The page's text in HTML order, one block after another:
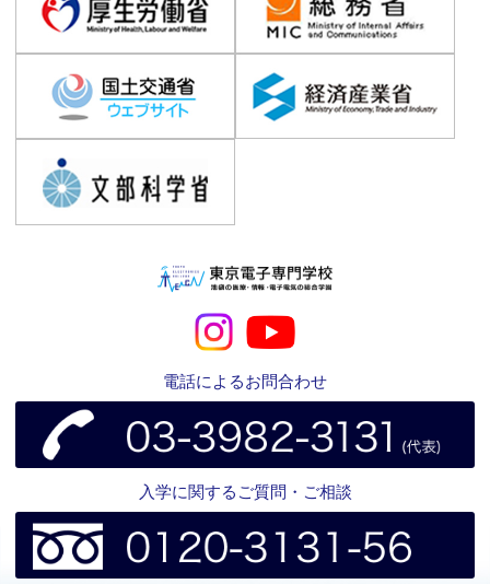
電話によるお問合わせ
入学に関するご質問・ご相談